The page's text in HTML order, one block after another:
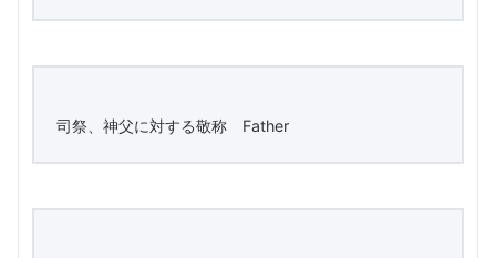
司祭、神父に対する敬称 Father